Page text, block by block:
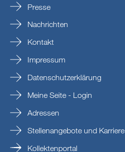
Presse
Nachrichten
Kontakt
Impressum
Datenschutzerklärung
Meine Seite - Login
Adressen
Stellenangebote und Karriere
Kollektenportal